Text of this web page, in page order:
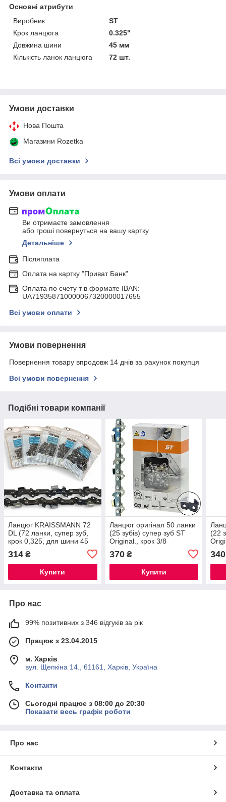
Основні атрибути
Виробник
ST
Крок ланцюга
0.325"
Довжина шини
45 мм
Кількість ланок ланцюга
72 шт.
Умови доставки
Нова Пошта
Магазини Rozetka
Всі умови доставки
Умови оплати
Ви отримаєте замовлення
або гроші повернуться на вашу картку
Детальніше
Післяплата
Оплата на картку "Приват Банк"
Оплата по счету т в формате IBAN:
UA719358710000067320000017655
Всі умови оплати
Умови повернення
Повернення товару впродовж 14 днів за рахунок покупця
Всі умови повернення
Подібні товари компанії
Ланцюг KRAISSMANN 72
DL (72 ланки, супер зуб,
крок 0,325, для шини 45
314 ₴
Купити
Ланцюг оригінал 50 ланки
(25 зубів) супер зуб ST
Original., крок 3/8
370₴
Купити
(22
340
Про нас
99% позитивних з 346 відгуків за рік
Працює з 23.04.2015
м. Харків
вул. Щепкіна 14., 61161, Харків, Україна
Контакти
Сьогодні працює з 08:00 до 20:30
Показати весь графік роботи
Про нас
Контакти
Доставка та оплата